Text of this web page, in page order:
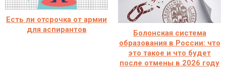
Есть ли отсрочка от армии
для аспирантов
Болонская система
образования в России: что
это такое и что будет
после отмены в 2026 году